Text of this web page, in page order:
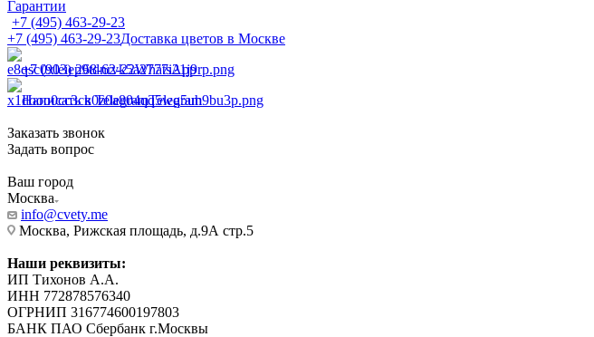
Гарантии
+7 (495) 463-29-23
+7 (495) 463-29-23Доставка цветов в Москве
+7 (903) 268-62-22WhatsApp
Написать в TelegramTelegram
Заказать звонок
Задать вопрос
Ваш город
Москва
info@cvety.me
Москва, Рижская площадь, д.9А стр.5
Наши реквизиты:
ИП Тихонов А.А.
ИНН 772878576340
ОГРНИП 316774600197803
БАНК ПАО Сбербанк г.Москвы